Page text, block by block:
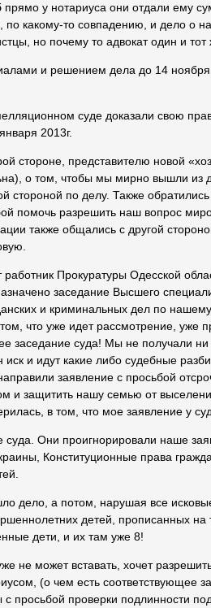
прямо у нотариуса они отдали ему
по какому-то совпадению, и дело о
но почему то адвокат один и тот
и решением дела до 14
суде доказали свою
2013г.
стороне, представителю новой
о том, чтобы мы мирно вышли из
стороной по делу. Также
помочь разрешить наш вопрос
также общались с другой
Прокуратуры Одесской
заседание Высшего
и криминальных дел по
что уже идет рассмотрение, уже
заседание суда! Мы не получали ни
и идут какие либо судебные
заявление с просьбой
и защитить нашу семью от
в том, что мое заявление у
Они проигнорировали наше
Конституционные права
дело, а потом, нарушая все
детей, прописанных на
дети, и их там уже 8!
не может вставать, хочет
(о чем есть соответствующее
проверки подлинности